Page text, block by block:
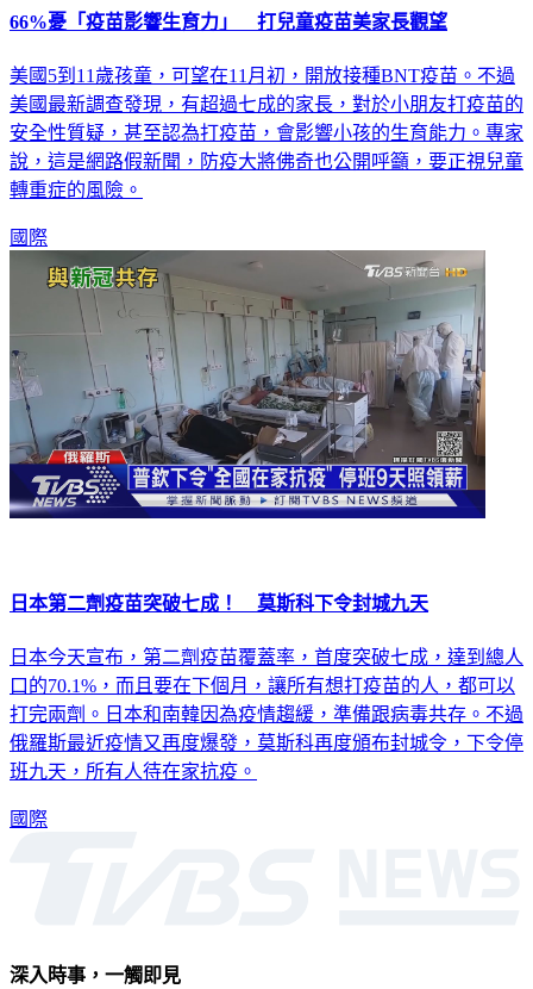
66%憂「疫苗影響生育力」 打兒童疫苗美家長觀望
美國5到11歲孩童，可望在11月初，開放接種BNT疫苗。不過
美國最新調查發現，有超過七成的家長，對於小朋友打疫苗的
安全性質疑，甚至認為打疫苗，會影響小孩的生育能力。專家
說，這是網路假新聞，防疫大將佛奇也公開呼籲，要正視兒童
轉重症的風險。
國際
日本第二劑疫苗突破七成！ 莫斯科下令封城九天
日本今天宣布，第二劑疫苗覆蓋率，首度突破七成，達到總人
口的70.1%，而且要在下個月，讓所有想打疫苗的人，都可以
打完兩劑。日本和南韓因為疫情趨緩，準備跟病毒共存。不過
俄羅斯最近疫情又再度爆發，莫斯科再度頒布封城令，下令停
班九天，所有人待在家抗疫。
國際
深入時事，一觸即見